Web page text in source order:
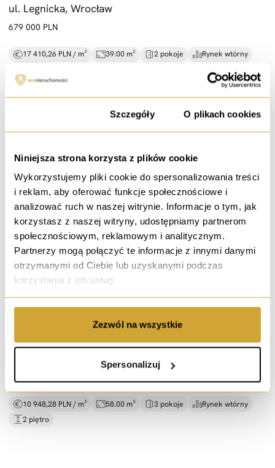
Szczegóły O plikach cookies
Niniejsza strona korzysta z plików cookie
Wykorzystujemy pliki cookie do spersonalizowania treści
i reklam, aby oferować funkcje społecznościowe i
analizować ruch w naszej witrynie. Informacje o tym, jak
korzystasz z naszej witryny, udostępniamy partnerom
społecznościowym, reklamowym i analitycznym.
Partnerzy mogą połączyć te informacje z innymi danymi
otrzymanymi od Ciebie lub uzyskanymi podczas
korzystania z ich usług.
Zezwól na wszystkie
Spersonalizuj
ul. Legnicka, Wrocław
679 000 PLN
17 410,26 PLN / m² 39.00 m² 2 pokoje
Rynek wtórny
Możliwe 2 pokoje! Dobry układ,garaż -Porto
ul. Długa, Wrocław
650 000 PLN
19 391,41 PLN / m² 33.52 m² 2 pokoje
Rynek wtórny
3 pokoje przy Sky Tower |osobna kuchnia |Stysia
ul. Wincentego Stysia, Wrocław
10 948,28 PLN / m² 58.00 m² 3 pokoje
Rynek wtórny
2 piętro